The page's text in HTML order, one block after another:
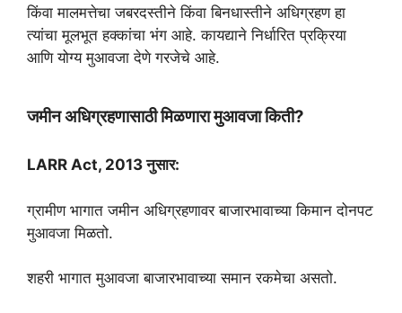
किंवा मालमत्तेचा जबरदस्तीने किंवा बिनधास्तीने अधिग्रहण हा
त्यांचा मूलभूत हक्कांचा भंग आहे. कायद्याने निर्धारित प्रक्रिया
आणि योग्य मुआवजा देणे गरजेचे आहे.
जमीन अधिग्रहणासाठी मिळणारा मुआवजा किती?
LARR Act, 2013 नुसार:
ग्रामीण भागात जमीन अधिग्रहणावर बाजारभावाच्या किमान दोनपट
मुआवजा मिळतो.
शहरी भागात मुआवजा बाजारभावाच्या समान रकमेचा असतो.